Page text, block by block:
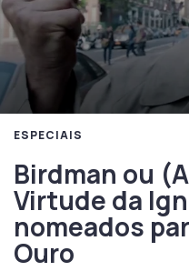
ESPECIAIS
Birdman ou
Virtude da
nomeados
Ouro